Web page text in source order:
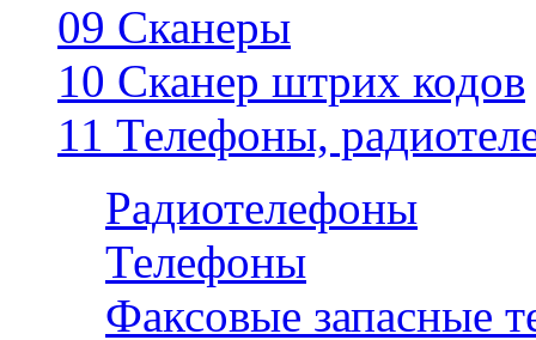
09 Сканеры
10 Сканер штрих кодов
11 Телефоны,
Радиотелефоны
Телефоны
Факсовые запасные